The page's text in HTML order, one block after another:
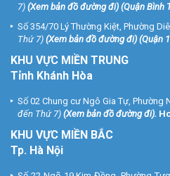
7) (Xem bản đồ đường đi) (Quận Bình
Số 354/70 Lý Thường Kiệt, Phường
Thứ 7) (Xem bản đồ đường đi) (Quận
KHU VỰC MIỀN TRUNG
Tỉnh Khánh Hòa
Số 02 Chung cư Ngô Gia Tự, Phường
đến Thứ 7) (Xem bản đồ đường đi).
KHU VỰC MIỀN BẮC
Tp. Hà Nội